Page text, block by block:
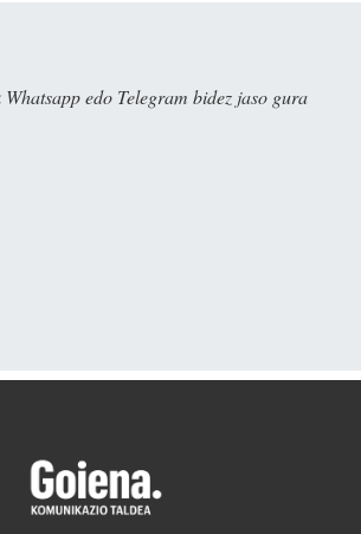
edo Telegram bidez jaso gura